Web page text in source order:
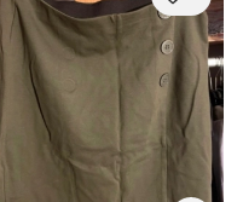
bei naujas prekes
dar geriau?
ExTing dalimi !
6000+ narių.
→